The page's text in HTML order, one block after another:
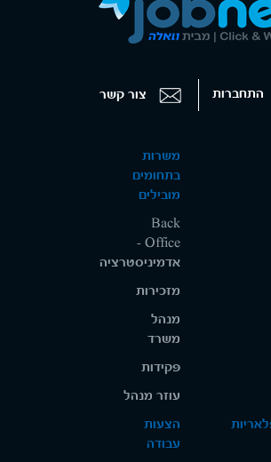
משרות
בתחומים
מובילים
Back
Office -
אדמיניסטרציה
מזכירות
מנהל
משרד
פקידות
עוזר מנהל
הצעות
עבודה